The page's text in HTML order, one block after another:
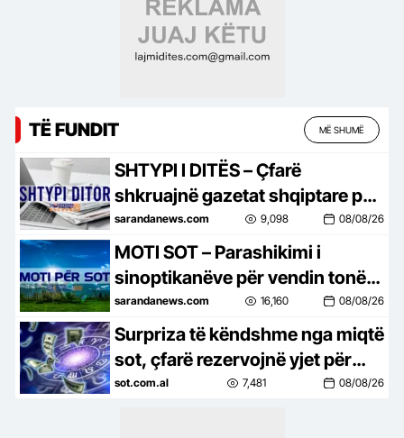
TË FUNDIT MË SHUMË
SHTYPI I DITËS – Çfarë
shkruajnë gazetat shqiptare për
ditën e sotme, e shtunë, 8 gusht
2026…
sarandanews.com 9,098 08/08/26
MOTI SOT – Parashikimi i
sinoptikanëve për vendin tonë,
për ditën e shtunë, 8 gusht
2026…
sarandanews.com 16,160 08/08/26
Surpriza të këndshme nga miqtë
sot, çfarë rezervojnë yjet për
çdo shenjë
sot.com.al 7,481 08/08/26